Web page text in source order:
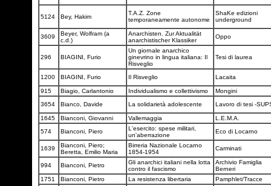
5124 Bey, Hakim
T.A.Z. Zone
temporaneamente autonome
ShaKe edizioni
underground
3609
Beyer, Wolfram (a
c.d.)
Anarchisten. Zur Aktualität
anarchistischer Klassiker
Oppo
296 BIAGINI, Furio
Un giornale anarchico
ginevrino in lingua italiana: Il
Risveglio
Tesi di laurea
1200 BIAGINI, Furio Il Risveglio Lacaita
915 Biagio, Carlantonio Individualismo e collettivismo
Mongini
3654
Bianco, Davide La solidarietà adolescente Lavoro di tesi -
1645 Bianconi, Giovanni Vallemaggia
L.E.M.A.
574
Bianconi, Piero
L'esercito: spese militari,
un'aberrazione
Eco di Locarno
1639
Bianconi, Piero;
Beretta, Emilio Maria
Birreria Nazionale Locarno
1854-1954
Carminati
994 Bianconi, Pietro
Gli anarchici italiani nella lotta
contro il fascismo
Archivio Famiglia
Berneri
1751
Bianconi, Pietro La resistenza libertaria Pamphlet/Tracce